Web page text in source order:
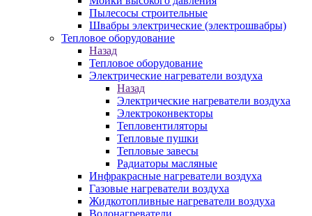
Пылесосы строительные
Швабры электрические (электрошвабры)
Тепловое оборудование
Назад
Тепловое оборудование
Электрические нагреватели воздуха
Назад
Электрические нагреватели воздуха
Электроконвекторы
Тепловентиляторы
Тепловые пушки
Тепловые завесы
Радиаторы масляные
Инфракрасные нагреватели воздуха
Газовые нагреватели воздуха
Жидкотопливные нагреватели воздуха
Водонагреватели